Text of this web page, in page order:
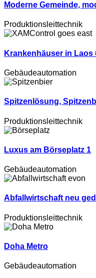
Moderne Gemeinde,
Produktionsleittechnik
Krankenhäuser in
Gebäudeautomation
Spitzenlösung,
Produktionsleittechnik
Luxus am Börseplatz 1
Gebäudeautomation
Abfallwirtschaft neu
Produktionsleittechnik
Doha Metro
Gebäudeautomation